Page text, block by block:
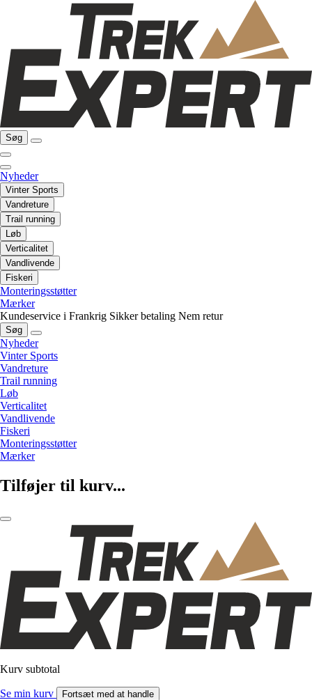
Søg
Nyheder
Vinter Sports
Vandreture
Trail running
Løb
Verticalitet
Vandlivende
Fiskeri
Monteringsstøtter
Mærker
Kundeservice i Frankrig Sikker betaling Nem retur
Søg
Nyheder
Vinter Sports
Vandreture
Trail running
Løb
Verticalitet
Vandlivende
Fiskeri
Monteringsstøtter
Mærker
Tilføjer til kurv...
Kurv subtotal
Se min kurv Fortsæt med at handle